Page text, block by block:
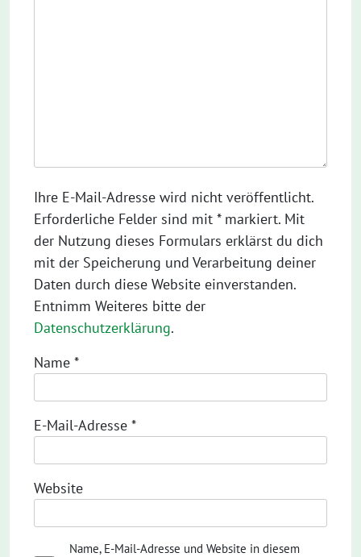
Ihre E-Mail-Adresse wird nicht veröffentlicht.
Erforderliche Felder sind mit * markiert. Mit
der Nutzung dieses Formulars erklärst du dich
mit der Speicherung und Verarbeitung deiner
Daten durch diese Website einverstanden.
Entnimm Weiteres bitte der
Datenschutzerklärung.
Name *
E-Mail-Adresse *
Website
Name, E-Mail-Adresse und Website in diesem